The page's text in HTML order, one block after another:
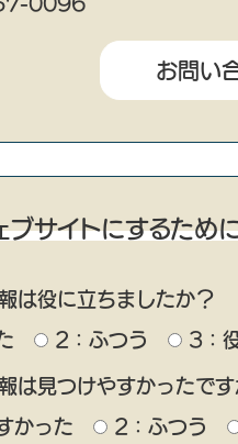
ブサイトにするため
は役に立ちましたか？
2：ふつう 3：
は見つけやすかったです
かった 2：ふつう